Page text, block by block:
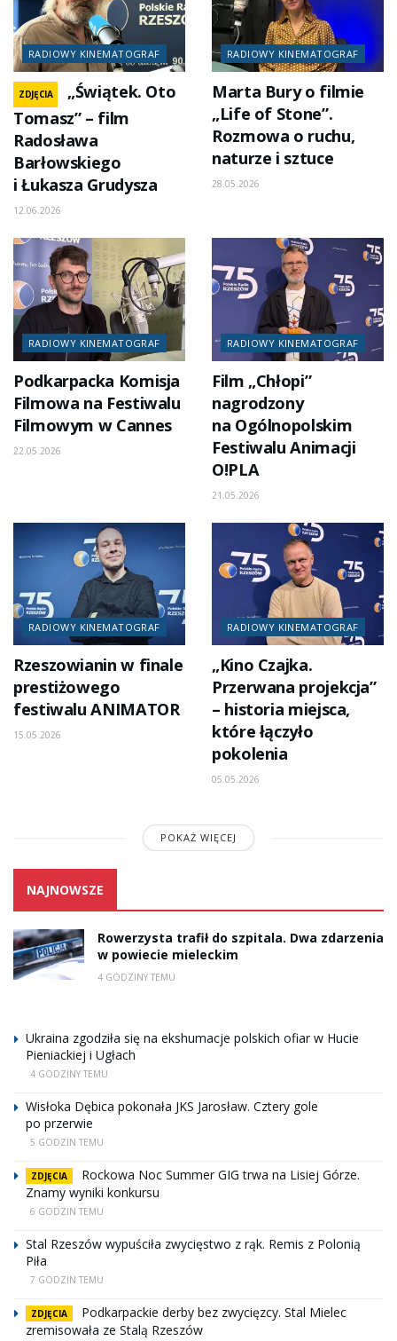
RADIOWY KINEMATOGRAF
ZDJĘCIA
„Świątek. Oto
Tomasz” – film
Radosława
Barłowskiego
i Łukasza Grudysza
12.06.2026
RADIOWY KINEMATOGRAF
Marta Bury o filmie
„Life of Stone”.
Rozmowa o ruchu,
naturze i sztuce
28.05.2026
RADIOWY KINEMATOGRAF
Podkarpacka Komisja
Filmowa na Festiwalu
Filmowym w Cannes
22.05.2026
RADIOWY KINEMATOGRAF
Film „Chłopi”
nagrodzony
na Ogólnopolskim
Festiwalu Animacji
O!PLA
21.05.2026
RADIOWY KINEMATOGRAF
Rzeszowianin w finale
prestiżowego
festiwalu ANIMATOR
15.05.2026
RADIOWY KINEMATOGRAF
„Kino Czajka.
Przerwana projekcja”
– historia miejsca,
które łączyło
pokolenia
05.05.2026
POKAŻ WIĘCEJ
NAJNOWSZE
Rowerzysta trafił do szpitala. Dwa zdarzenia
w powiecie mieleckim
4 GODZINY TEMU
Ukraina zgodziła się na ekshumacje polskich ofiar w Hucie
Pieniackiej i Ugłach
4 GODZINY TEMU
Wisłoka Dębica pokonała JKS Jarosław. Cztery gole
po przerwie
5 GODZIN TEMU
ZDJĘCIA
Rockowa Noc Summer GIG trwa na Lisiej Górze.
Znamy wyniki konkursu
6 GODZIN TEMU
Stal Rzeszów wypuściła zwycięstwo z rąk. Remis z Polonią
Piła
7 GODZIN TEMU
ZDJĘCIA
Podkarpackie derby bez zwycięzcy. Stal Mielec
zremisowała ze Stalą Rzeszów